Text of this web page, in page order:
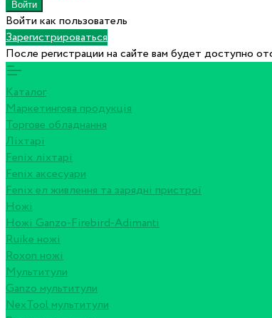
Войти как пользователь
Зарегистрироваться
После регистрации на сайте вам будет доступно
Каталог
Маркетингова продукція
Торгове обладнання
Ліхтарі
Fenix ліхтарі
Fenix аксесуари
Fenix ел живлення та зарядні пристрої
Ножі
Ножі Ganzo-Firebird-Adimanti
Ruike ножі
Roxon ножi
Мультитули
Ganzo мультитули
NexTool мультитули